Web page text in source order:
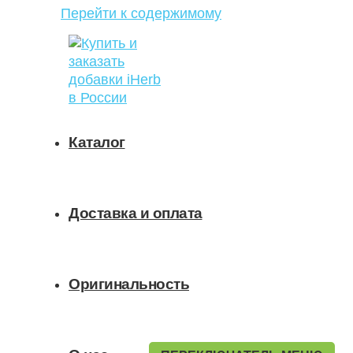
Перейти к содержимому
Каталог
Доставка и оплата
Оригинальность